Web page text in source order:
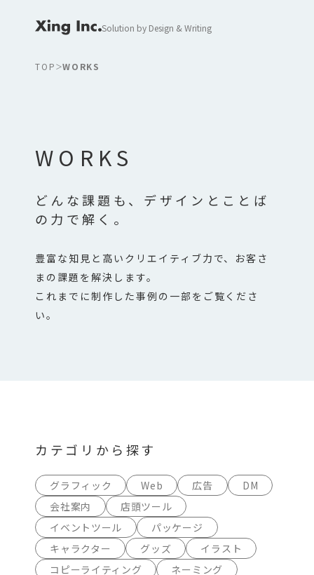
Solution by Design & Writing
TOP WORKS
WORKS
どんな課題も、デザインとことば
の力で解く。
豊富な知見と高いクリエイティブ力で、お客さ
まの課題を解決します。
これまでに制作した事例の一部をご覧くださ
い。
カテゴリから探す
グラフィック Web 広告
DM
会社案内
店頭ツール
イベントツール
パッケージ
キャラクター
グッズ
イラスト
コピーライティング
ネーミング